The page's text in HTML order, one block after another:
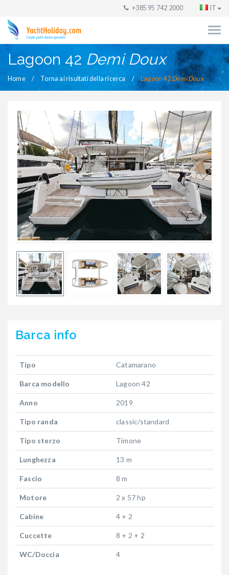
+385 95 742 2000 IT
Lagoon 42 Demi Doux
Home Torna ai risultati della ricerca Lagoon 42 Demi Doux
Barca info
Tipo Catamarano
Barca modello Lagoon 42
Anno 2019
Tipo randa classic/standard
Tipo sterzo Timone
Lunghezza 13 m
Fascio 8 m
Motore 2 x 57 hp
Cabine 4 + 2
Cuccette 8 + 2 + 2
WC/Doccia 4